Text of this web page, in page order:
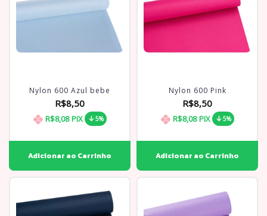
Nylon 600 Azul bebe
R$8,50
R$8,08 PIX 5%
Nylon 600 Pink
R$8,50
R$8,08 PIX 5%